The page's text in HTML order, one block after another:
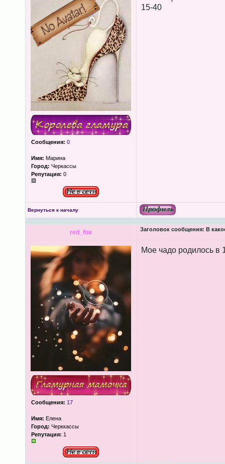
Сообщения: 0
Имя: Марина
Город: Черкассы
Репутация: 0
15-40
Вернуться к началу
red_fox Заголовок сообщения: В
Сообщения: 17
Имя: Елена
Город: Черккассы
Репутация: 1
Мое чадо родилось в